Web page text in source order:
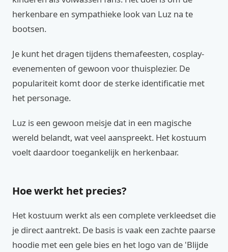
herkenbare en sympathieke look van Luz na te
bootsen.
Je kunt het dragen tijdens themafeesten, cosplay-
evenementen of gewoon voor thuisplezier. De
populariteit komt door de sterke identificatie met
het personage.
Luz is een gewoon meisje dat in een magische
wereld belandt, wat veel aanspreekt. Het kostuum
voelt daardoor toegankelijk en herkenbaar.
Hoe werkt het precies?
Het kostuum werkt als een complete verkleedset die
je direct aantrekt. De basis is vaak een zachte paarse
hoodie met een gele bies en het logo van de 'Blijde